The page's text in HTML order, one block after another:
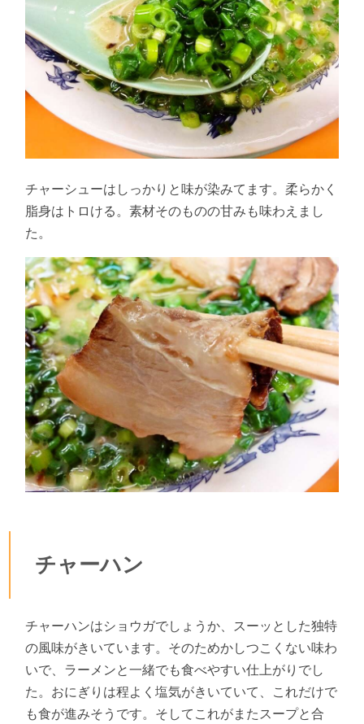
チャーシューはしっかりと味が染みてます。柔らかく
脂身はトロける。素材そのものの甘みも味わえまし
た。
チャーハン
チャーハンはショウガでしょうか、スーッとした独特
の風味がきいています。そのためかしつこくない味わ
いで、ラーメンと一緒でも食べやすい仕上がりでし
た。おにぎりは程よく塩気がきいていて、これだけで
も食が進みそうです。そしてこれがまたスープと合